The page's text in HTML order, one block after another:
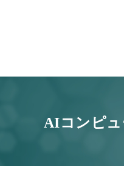
AIコンピ